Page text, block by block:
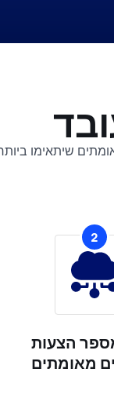
שיתאימו
2
הצעות
מאומתים